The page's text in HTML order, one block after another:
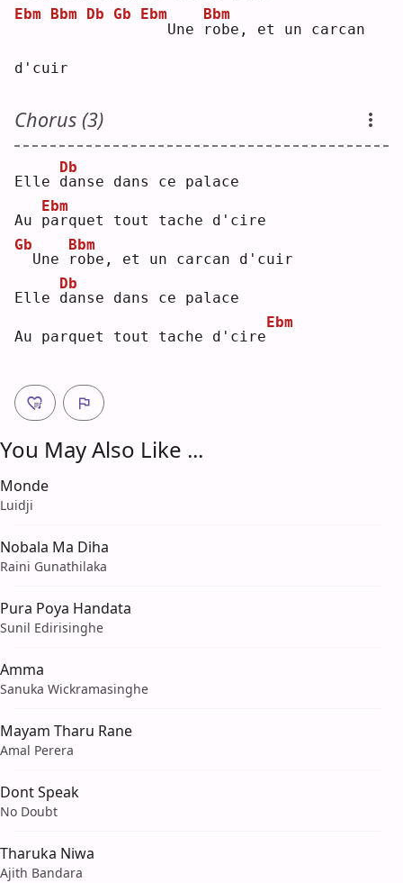
Ebm
Bbm Db Gb
Ebm
  Une
r
Bbm
obe, et un carcan
d'cuir
Chorus (3)
Elle d
Db
anse dans ce palace
Au p
Ebm
arquet tout tache d'cire
Gb
Une
r
Bbm
obe, et un carcan d'cuir
Elle d
Db
anse dans ce palace
Au parquet tout tache d'cire
Ebm
You May Also Like ...
Monde
Luidji
Nobala Ma Diha
Raini Gunathilaka
Pura Poya Handata
Sunil Edirisinghe
Amma
Sanuka Wickramasinghe
Mayam Tharu Rane
Amal Perera
Dont Speak
No Doubt
Tharuka Niwa
Ajith Bandara